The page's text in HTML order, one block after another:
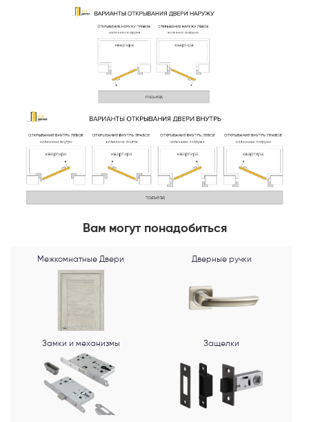
Вам могут понадобиться
Межкомнатные Двери Дверные ручки
Замки и механизмы Защелки
Перезвонить
Telegram
MAX
Я согласен с Политикой конфиденциальности и даюсогласие на
обработку персональных данных